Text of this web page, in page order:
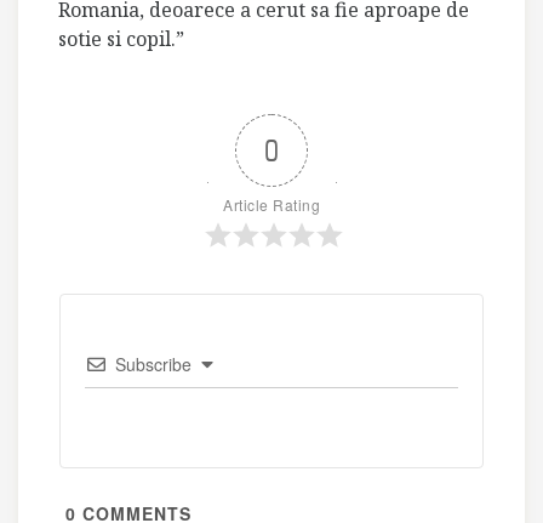
Romania, deoarece a cerut sa fie aproape de
sotie si copil.”
0
Article Rating
Subscribe
0 COMMENTS